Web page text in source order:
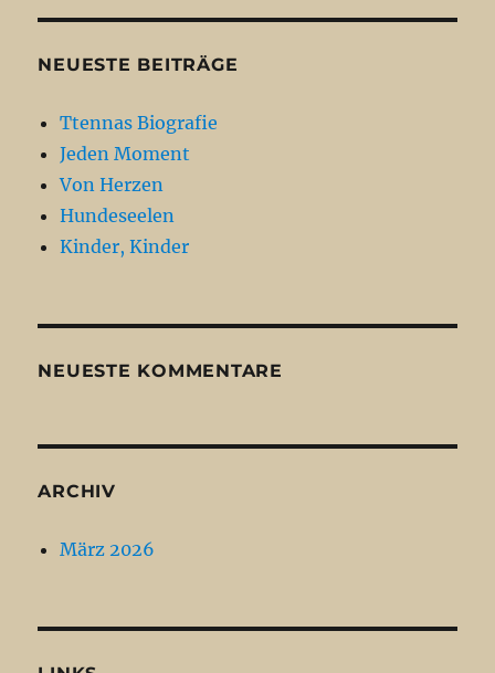
NEUESTE BEITRÄGE
Ttennas Biografie
Jeden Moment
Von Herzen
Hundeseelen
Kinder, Kinder
NEUESTE KOMMENTARE
ARCHIV
März 2026